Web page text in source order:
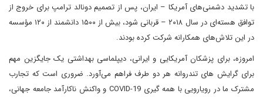
با تشدید دشمنی‌های آمریکا – ایران، پس از تصمیم دونالد ترامپ برای خروج از
توافق هسته‌ای در سال ۲۰۱۸ – قربانی شود، بیش از ۱۵۰۰ دانشمند از ۱۲۰ مؤسسه
در این تلاش‌های همکارانه شرکت کرده بودند.
امروزه، برای پزشکان آمریکایی و ایرانی، دیپلماسی بهداشتی یک جایگزین مهم
برای گرایش های تندروانه هر دو طرف فراهم می‌آورد. ضروری است که تجارب
مشترک ما در رویارویی با همه گیری COVID-19 و واکنش ناکارآمد جامعه جهانی،